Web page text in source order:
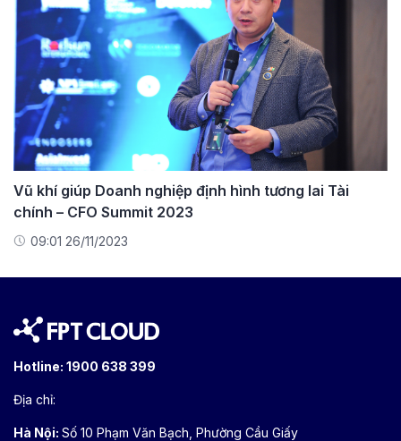
Vũ khí giúp Doanh nghiệp định hình tương lai Tài
chính – CFO Summit 2023
09:01 26/11/2023
Hotline: 1900 638 399
Địa chỉ:
Hà Nội: Số 10 Phạm Văn Bạch, Phường Cầu Giấy